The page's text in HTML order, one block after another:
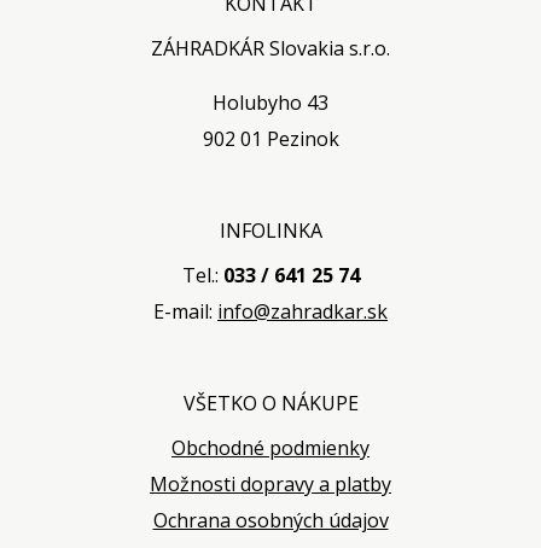
ZÁHRADKÁR Slovakia s.r.o.
Holubyho 43
902 01 Pezinok
INFOLINKA
Tel.: 033 / 641 25 74
E-mail: info@zahradkar.sk
VŠETKO O NÁKUPE
Obchodné podmienky
Možnosti dopravy a platby
Ochrana osobných údajov